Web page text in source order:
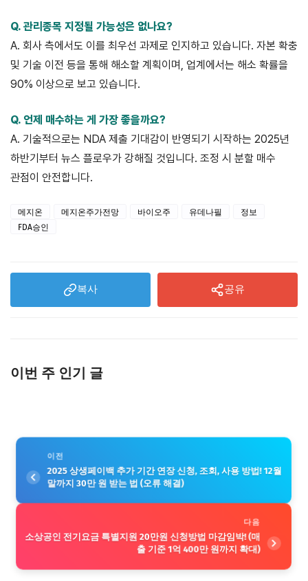
Q. 관리종목 지정될 가능성은 없나요?
A. 회사 측에서도 이를 최우선 과제로 인지하고 있습니다. 자본 확충
및 기술 이전 등을 통해 해소할 계획이며, 업계에서는 해소 확률을
90% 이상으로 보고 있습니다.
Q. 언제 매수하는 게 가장 좋을까요?
A. 기술적으로는 NDA 제출 기대감이 반영되기 시작하는 2025년
하반기부터 뉴스 플로우가 강해질 것입니다. 조정 시 분할 매수
관점이 안전합니다.
메지온 메지온주가전망 바이오주 유데나필
정보
FDA승인
복사 공유
이번 주 인기 글
이전
2025 상생페이백 추가 기간 연장 신청, 조회, 사용 방법! 12월
말까지 30만 원 받는 법 (오류 해결)
다음
소상공인 전기요금 특별지원 20만원 신청방법 마감임박! (매
출 기준 1억 400만 원까지 확대)